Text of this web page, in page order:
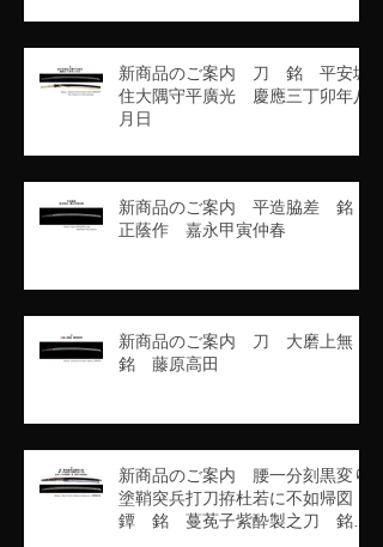
新商品のご案内 刀 銘 平安城
住大隅守平廣光 慶應三丁卯年八
月日
新商品のご案内 平造脇差 銘
正蔭作 嘉永甲寅仲春
新商品のご案内 刀 大磨上無
銘 藤原高田
新商品のご案内 腰一分刻黒変り
塗鞘突兵打刀拵杜若に不如帰図
鐔 銘 蔓莬子紫酔製之刀 銘